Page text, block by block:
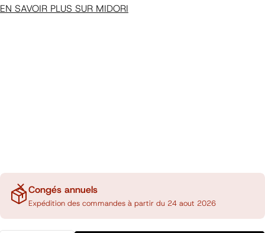
EN SAVOIR PLUS SUR MIDORI
Congés annuels
Expédition des commandes à partir du 24 aout 2026